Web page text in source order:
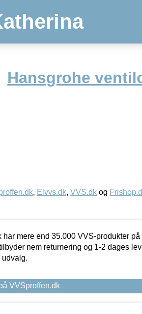
Hansgrohe
, Elvvs.dk, VVS.dk og
har mere end 35.000 VVS-produkter på
nem returnering og 1-2 dages
udvalg.
VVSproffen.dk